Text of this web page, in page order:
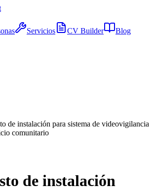
Servicios CV Builder Blog
de instalación para sistema de videovigilancia
comunitario
de instalación